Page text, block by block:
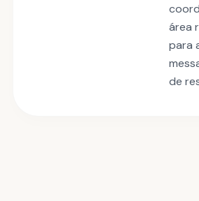
área
para
de